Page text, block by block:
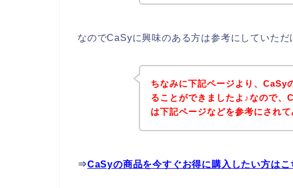
なのでCaSyに興味のある方は参考にしていただ
ちなみに下記ページより、CaSy
ることができましたよ♪なので、
は下記ページなどを参考にされ
⇒CaSyの商品を今すぐお得に購入したい方はこ